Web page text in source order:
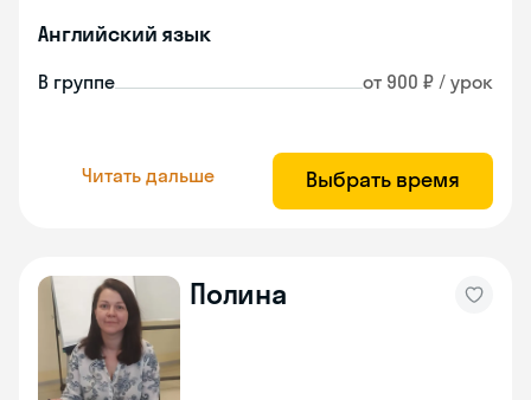
Английский язык
В группе от 900 ₽ / урок
Читать дальше Выбрать время
Полина